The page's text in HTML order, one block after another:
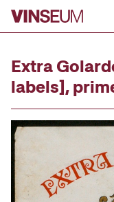
Go to content
Extra
labels],